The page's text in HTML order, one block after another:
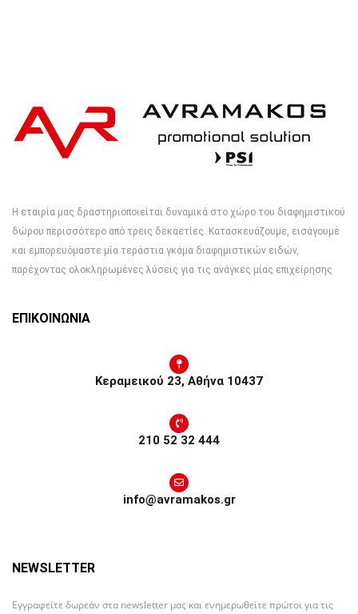
Η εταιρία μας δραστηριοποιείται δυναμικά στο χώρο του διαφημιστικού
δώρου περισσότερο από τρεις δεκαετίες. Κατασκευάζουμε, εισάγουμε
και εμπορευόμαστε μία τεράστια γκάμα διαφημιστικών ειδών,
παρέχοντας ολοκληρωμένες λύσεις για τις ανάγκες μίας επιχείρησης
ΕΠΙΚΟΙΝΩΝΙΑ
Κεραμεικού 23, Αθήνα 10437
210 52 32 444
info@avramakos.gr
NEWSLETTER
Εγγραφείτε δωρεάν στα newsletter μας και ενημερωθείτε πρώτοι για τις